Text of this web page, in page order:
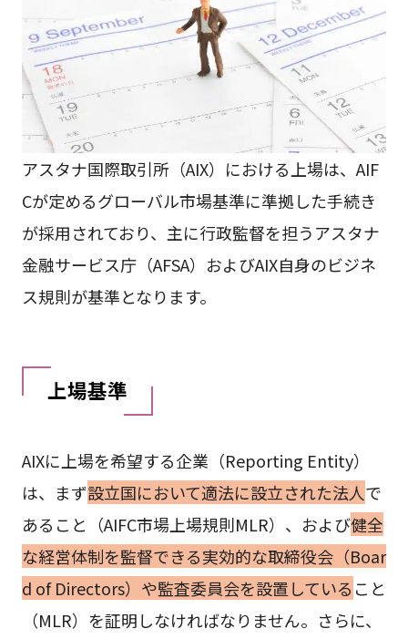
アスタナ国際取引所（AIX）における上場は、AIF
Cが定めるグローバル市場基準に準拠した手続き
が採用されており、主に行政監督を担うアスタナ
金融サービス庁（AFSA）およびAIX自身のビジネ
ス規則が基準となります。
上場基準
AIXに上場を希望する企業（Reporting Entity）
は、まず設立国において適法に設立された法人で
あること（AIFC市場上場規則MLR）、および健全
な経営体制を監督できる実効的な取締役会（Boar
d of Directors）や監査委員会を設置している こと
（MLR）を証明しなければなりません。さらに、